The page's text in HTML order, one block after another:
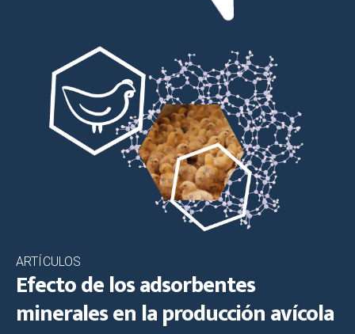
ARTÍCULOS
Efecto de los adsorbentes
minerales en la producción avícola